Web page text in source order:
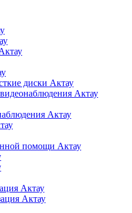
диски Актау
Актау
Актау
помощи Актау
Актау
Актау